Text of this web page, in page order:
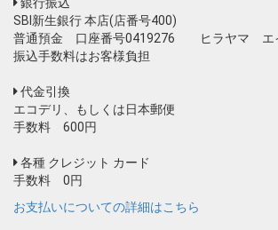
銀行振込
SBI新生銀行 本店(店番号400)
普通預金 口座番号0419276 ヒラヤマ エ
振込手数料はお客様負担
代金引換
エコデリ、もしくは日本郵便
手数料 600円
各種 クレジット カード
手数料 0円
お支払いについての詳細はこちら